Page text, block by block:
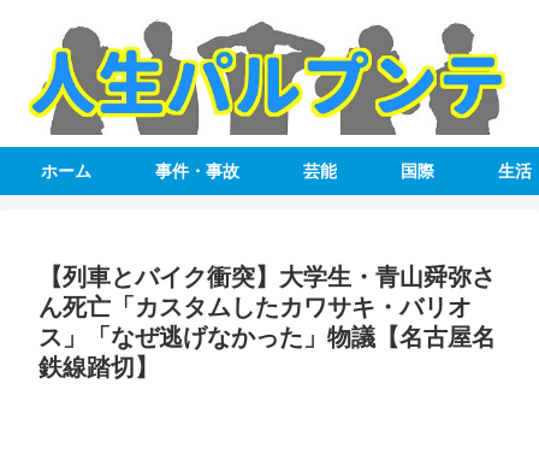
ホーム 事件・事故 芸能 国際 生活
【列車とバイク衝突】大学生・青山舜弥さ
ん死亡「カスタムしたカワサキ・バリオ
ス」「なぜ逃げなかった」物議【名古屋名
鉄線踏切】